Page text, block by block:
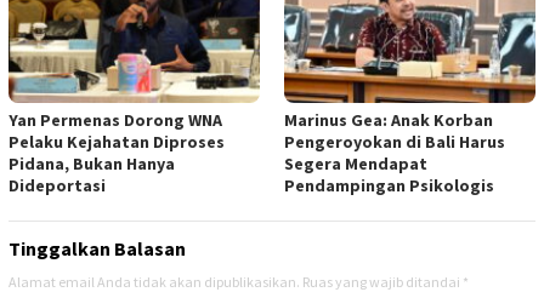
Yan Permenas Dorong WNA
Pelaku Kejahatan Diproses
Pidana, Bukan Hanya
Dideportasi
Marinus Gea: Anak Korban
Pengeroyokan di Bali Harus
Segera Mendapat
Pendampingan Psikologis
Tinggalkan Balasan
Alamat email Anda tidak akan dipublikasikan. Ruas yang wajib ditandai *